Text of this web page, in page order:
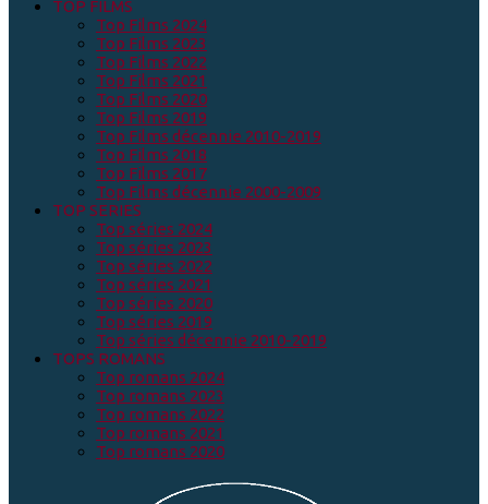
TOP FILMS
Top Films 2024
Top Films 2023
Top Films 2022
Top Films 2021
Top Films 2020
Top Films 2019
Top Films décennie 2010-2019
Top Films 2018
Top Films 2017
Top Films décennie 2000-2009
TOP SERIES
Top séries 2024
Top séries 2023
Top séries 2022
Top séries 2021
Top séries 2020
Top séries 2019
Top séries décennie 2010-2019
TOPS ROMANS
Top romans 2024
Top romans 2023
Top romans 2022
Top romans 2021
Top romans 2020